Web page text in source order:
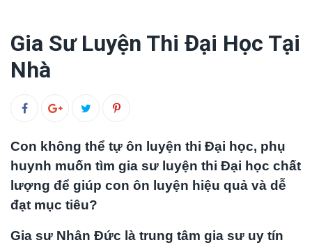
Gia Sư Luyện Thi Đại Học Tại
Nhà
Con không thể tự ôn luyện thi Đại học, phụ
huynh muốn tìm gia sư luyện thi Đại học chất
lượng để giúp con ôn luyện hiệu quả và dễ
đạt mục tiêu?
Gia sư Nhân Đức là trung tâm gia sư uy tín